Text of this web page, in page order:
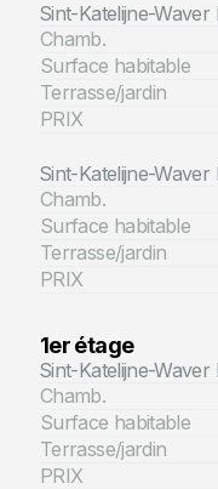
Sint-Katelijne-
Chamb.
Surface habitable
Terrasse/jardin
PRIX
Sint-Katelijne-
Chamb.
Surface habitable
Terrasse/jardin
PRIX
1er étage
Sint-Katelijne-Waver
Chamb.
Surface habitable
Terrasse/jardin
PRIX